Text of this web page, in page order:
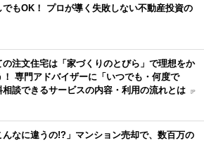
でもOK！ プロが導く失敗しない不動産投資の
の注文住宅は「家づくりのとびら」で理想をか
！ 専門アドバイザーに「いつでも・何度で
相談できるサービスの内容・利用の流れとは [P
んなに違うの!?」マンション売却で、数百万の